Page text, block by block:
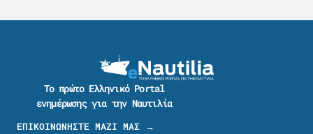
Το πρώτο Ελληνικό Portal
ενημέρωσης για την Ναυτιλία
ΕΠΙΚΟΙΝΩΝΗΣΤΕ ΜΑΖΙ ΜΑΣ →